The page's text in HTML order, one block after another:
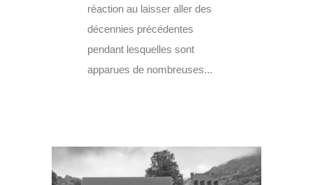
réaction au laisser aller des
décennies précédentes
pendant lesquelles sont
apparues de nombreuses...